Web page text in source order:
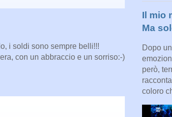
i soldi sono sempre belli!!!
con un abbraccio e un sorriso:-)
Il mio
Ma
Dopo
però,
coloro